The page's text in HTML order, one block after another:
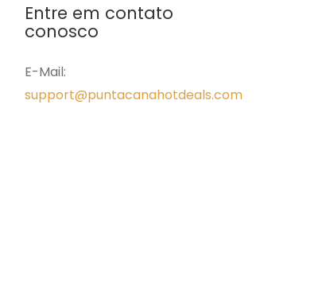
Entre em contato
conosco
E-Mail:
support@puntacanahotdeals.com